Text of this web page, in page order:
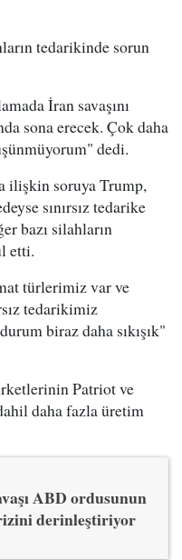
tedarikinde sorun
İran savaşını
sona erecek. Çok daha
dedi.
ilişkin soruya Trump,
sınırsız tedarike
bazı silahların
etti.
türlerimiz var ve
tedarikimiz
biraz daha sıkışık"
Patriot ve
daha fazla üretim
ABD ordusunun
derinleştiriyor